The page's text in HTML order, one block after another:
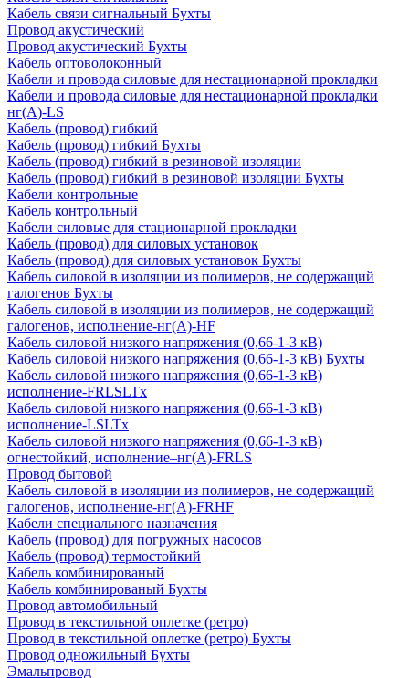
Кабель связи сигнальный Бухты
Провод акустический
Провод акустический Бухты
Кабель оптоволоконный
Кабели и провода силовые для нестационарной прокладки
Кабели и провода силовые для нестационарной прокладки
нг(А)-LS
Кабель (провод) гибкий
Кабель (провод) гибкий Бухты
Кабель (провод) гибкий в резиновой изоляции
Кабель (провод) гибкий в резиновой изоляции Бухты
Кабели контрольные
Кабель контрольный
Кабели силовые для стационарной прокладки
Кабель (провод) для силовых установок
Кабель (провод) для силовых установок Бухты
Кабель силовой в изоляции из полимеров, не содержащий
галогенов Бухты
Кабель силовой в изоляции из полимеров, не содержащий
галогенов, исполнение-нг(А)-HF
Кабель силовой низкого напряжения (0,66-1-3 кВ)
Кабель силовой низкого напряжения (0,66-1-3 кВ) Бухты
Кабель силовой низкого напряжения (0,66-1-3 кВ)
исполнение-FRLSLTx
Кабель силовой низкого напряжения (0,66-1-3 кВ)
исполнение-LSLTx
Кабель силовой низкого напряжения (0,66-1-3 кВ)
огнестойкий, исполнение–нг(А)-FRLS
Провод бытовой
Кабель силовой в изоляции из полимеров, не содержащий
галогенов, исполнение-нг(А)-FRHF
Кабели специального назначения
Кабель (провод) для погружных насосов
Кабель (провод) термостойкий
Кабель комбинированый
Кабель комбинированый Бухты
Провод автомобильный
Провод в текстильной оплетке (ретро)
Провод в текстильной оплетке (ретро) Бухты
Провод одножильный Бухты
Эмальпровод